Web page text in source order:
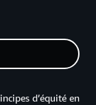
d’équité en